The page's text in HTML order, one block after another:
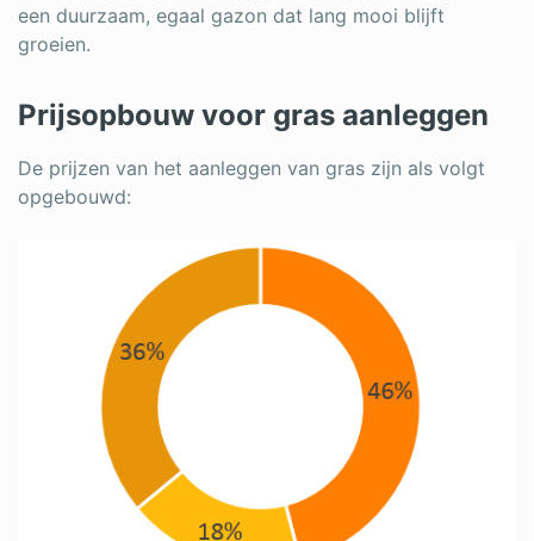
een duurzaam, egaal gazon dat lang mooi blijft
groeien.
Prijsopbouw voor gras aanleggen
De prijzen van het aanleggen van gras zijn als volgt
opgebouwd: